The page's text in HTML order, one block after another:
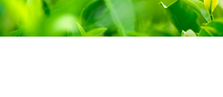
Obat pencahar
penurun berat
badan
Suplemen
Kecantikan